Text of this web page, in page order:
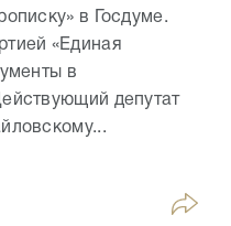
в Госдуме.
«Единая
в
депутат